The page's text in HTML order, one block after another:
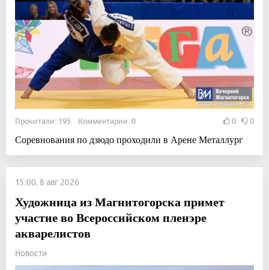
Прочитали: 195 Комментарии: 0 0 0
Соревнования по дзюдо проходили в Арене Металлург
15:00, 8 авг 2026
Художница из Магнитогорска примет
участие во Всероссийском пленэре
акварелистов
Новости